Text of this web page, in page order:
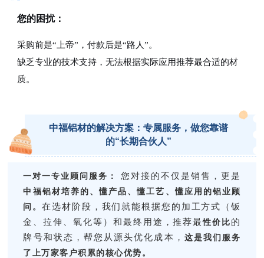
您的困扰：
采购前是“上帝”，付款后是“路人”。
缺乏专业的技术支持，无法根据实际应用推荐最合适的材
质。
中福铝材的解决方案：专属服务，做您靠谱
的“长期合伙人”
一对一专业顾问服务： 您对接的不仅是销售，更是
中福铝材培养的、懂产品、懂工艺、懂应用的铝业顾
问。在选材阶段，我们就能根据您的加工方式（钣
金、拉伸、氧化等）和最终用途，推荐最性价比的
牌号和状态，帮您从源头优化成本， 这是我们服务
了上万家客户积累的核心优势。